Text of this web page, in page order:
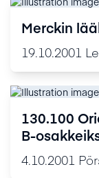
Merckin
19.10.2001
130.100
B-
4.10.2001